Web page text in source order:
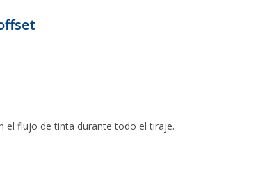
el flujo de tinta durante todo el tiraje.